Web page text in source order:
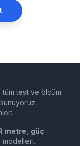
test ve ölçüm
metre güç
modelleri.